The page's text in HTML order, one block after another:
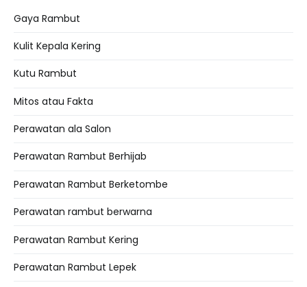
Gaya Rambut
Kulit Kepala Kering
Kutu Rambut
Mitos atau Fakta
Perawatan ala Salon
Perawatan Rambut Berhijab
Perawatan Rambut Berketombe
Perawatan rambut berwarna
Perawatan Rambut Kering
Perawatan Rambut Lepek